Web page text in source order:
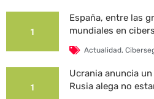
1
España, entre las
mundiales en
Actualidad,
1
Ucrania anuncia
Rusia alega no